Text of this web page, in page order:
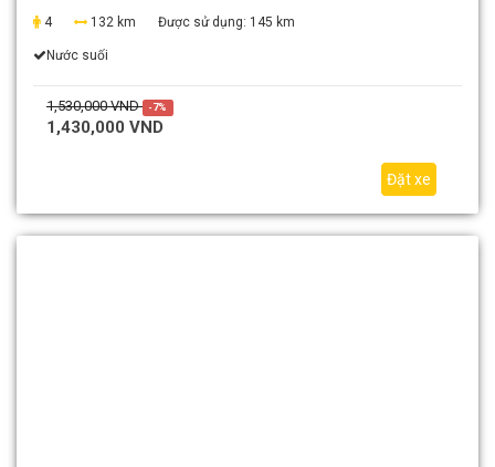
4
132 km Được sử dụng: 145 km
Nước suối
1,530,000 VND -7%
1,430,000 VND
Đặt xe